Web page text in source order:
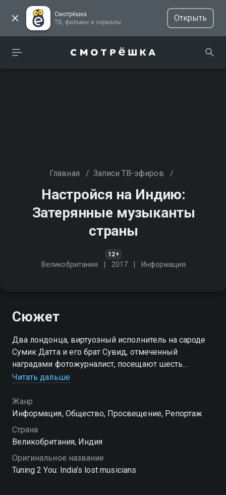
Смотрёшка
ТВ, фильмы и сериалы
Открыть
Главная / Записи ТВ-эфиров /
Настройся на Индию:
Затерянные музыканты
страны
12+
Великобритания 2017 Информация
Сюжет
Два лондонца, виртуозный исполнитель на сароде
Сумик Датта и его брат Сувид, отмеченный
наградами фотожурналист, посещают шесть
индийских штатов, чтобы изучить и прославить
Читать дальше
Жанр
Информация, Общество, Просвещение, Репортаж
Страна
Великобритания, Индия
Оригинальное название
Tuning 2 You: India's lost musicians